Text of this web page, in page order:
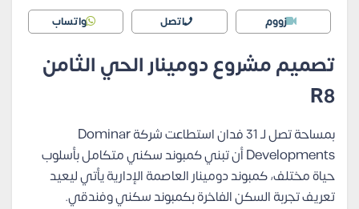
زووم اتصل واتساب
تصميم مشروع دومينار الحي الثامن
R8
بمساحة تصل لـ 31 فدان استطاعت شركة Dominar
Developments أن تبني كمبوند سكني متكامل بأسلوب
حياة مختلف، كمبوند دومينار العاصمة الإدارية يأتي ليعيد
تعريف تجربة السكن الفاخرة بكمبوند سكني وفندقي.